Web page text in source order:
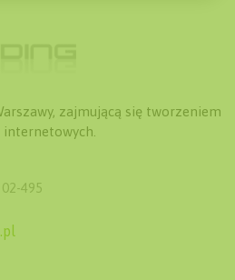
zajmującą się tworzeniem
02-495